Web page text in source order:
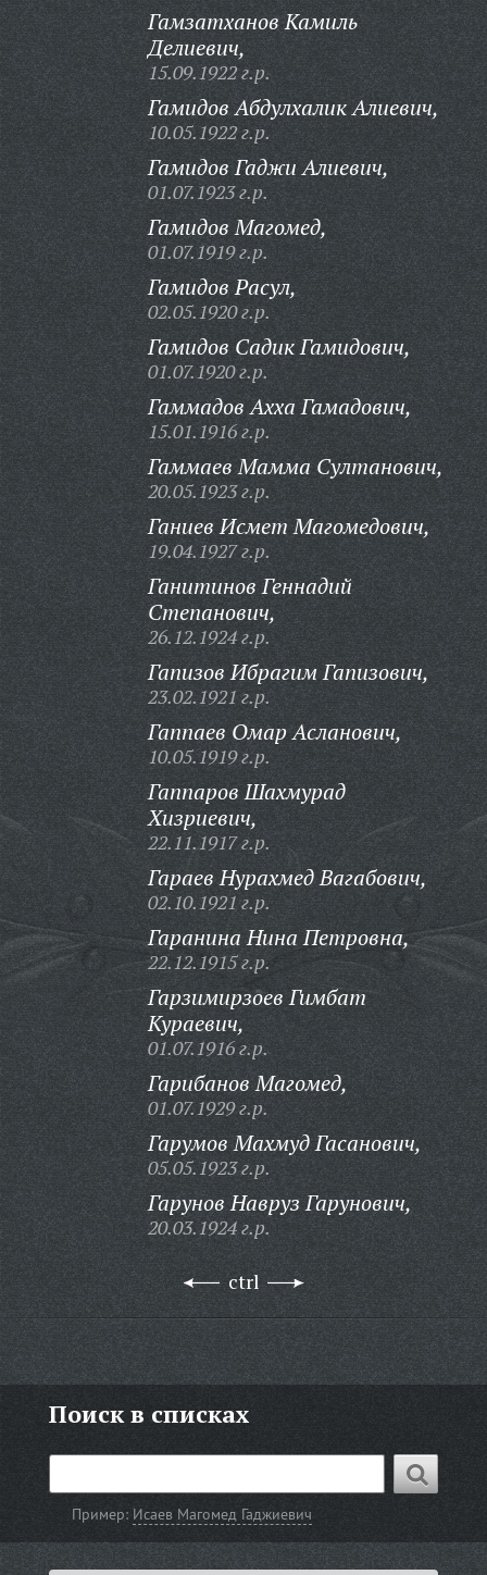
Гамзатханов Камиль
Делиевич,
15.09.1922 г.р.
Гамидов Абдулхалик Алиевич,
10.05.1922 г.р.
Гамидов Гаджи Алиевич,
01.07.1923 г.р.
Гамидов Магомед,
01.07.1919 г.р.
Гамидов Расул,
02.05.1920 г.р.
Гамидов Садик Гамидович,
01.07.1920 г.р.
Гаммадов Ахха Гамадович,
15.01.1916 г.р.
Гаммаев Мамма Султанович,
20.05.1923 г.р.
Ганиев Исмет Магомедович,
19.04.1927 г.р.
Ганитинов Геннадий
Степанович,
26.12.1924 г.р.
Гапизов Ибрагим Гапизович,
23.02.1921 г.р.
Гаппаев Омар Асланович,
10.05.1919 г.р.
Гаппаров Шахмурад
Хизриевич,
22.11.1917 г.р.
Гараев Нурахмед Вагабович,
02.10.1921 г.р.
Гаранина Нина Петровна,
22.12.1915 г.р.
Гарзимирзоев Гимбат
Кураевич,
01.07.1916 г.р.
Гарибанов Магомед,
01.07.1929 г.р.
Гарумов Махмуд Гасанович,
05.05.1923 г.р.
Гарунов Навруз Гарунович,
20.03.1924 г.р.
ctrl
Поиск в списках
Пример: Исаев Магомед Гаджиевич